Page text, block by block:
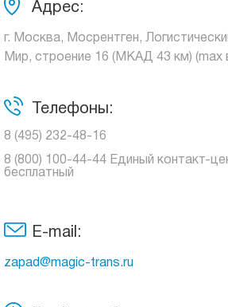
Адрес:
г. Москва, Мосрентген,
Мир, строение 16 (МКАД 43 км) (max
Телефоны:
8 (495) 232-48-16
8 (800) 100-44-44 Единый контакт-
бесплатный
E-mail:
zapad@magic-trans.ru